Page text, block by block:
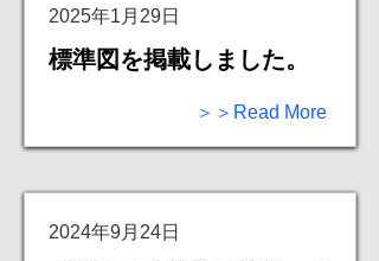
2025年1月29日
標準図を掲載しました。
＞＞Read More
2024年9月24日